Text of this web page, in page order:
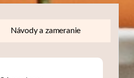
Návody a zameranie